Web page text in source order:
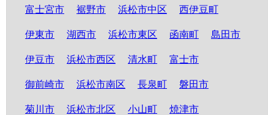
富士宮市 裾野市 浜松市中区 西伊豆町
伊東市 湖西市 浜松市東区 函南町 島田市
伊豆市 浜松市西区 清水町 富士市
御前崎市 浜松市南区 長泉町 磐田市
菊川市 浜松市北区 小山町 焼津市